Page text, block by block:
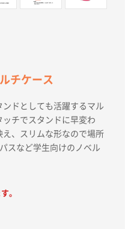
チケース
ドとしても活躍するマル
チでスタンドに早変わ
、スリムな形なので場所
スなど学生向けのノベル
。